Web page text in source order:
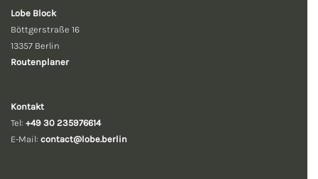
Lobe Block
Böttgerstraße 16
13357 Berlin
Routenplaner
Kontakt
Tel: +49 30 235976614
E-Mail: contact@lobe.berlin